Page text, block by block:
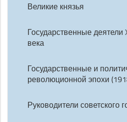
Великие князья
Государственные деятели
века
Государственные и
революционной эпохи
Руководители советского